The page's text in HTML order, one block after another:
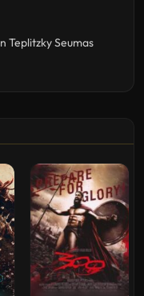
TeplitzkySeumas